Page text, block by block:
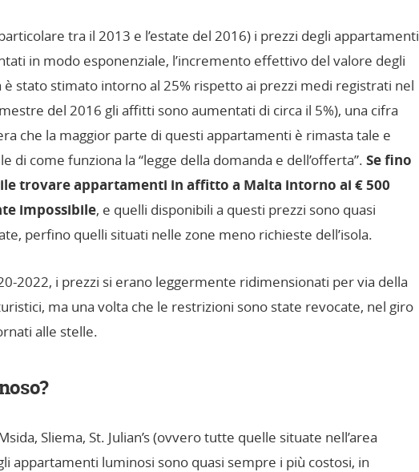
tra il 2013 e l’estate del 2016) i prezzi degli appartamenti
in modo esponenziale, l’incremento effettivo del valore degli
stato stimato intorno al 25% rispetto ai prezzi medi registrati nel
del 2016 gli affitti sono aumentati di circa il 5%), una cifra
che la maggior parte di questi appartamenti è rimasta tale e
di come funziona la “legge della domanda e dell’offerta”. Se fino
trovare appartamenti in affitto a Malta intorno ai € 500
impossibile, e quelli disponibili a questi prezzi sono quasi
perfino quelli situati nelle zone meno richieste dell’isola.
2022, i prezzi si erano leggermente ridimensionati per via della
ma una volta che le restrizioni sono state revocate, nel giro
alle stelle.
Sliema, St. Julian’s (ovvero tutte quelle situate nell’area
appartamenti luminosi sono quasi sempre i più costosi, in